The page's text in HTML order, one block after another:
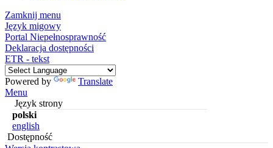
Zamknij menu
Język migowy
Portal Niepełnosprawność
Deklaracja dostępności
ETR - tekst
Powered by
Translate
Menu
Język strony
polski
english
Dostępność